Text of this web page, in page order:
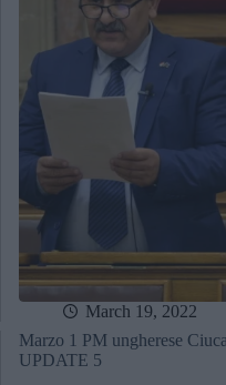
March 19, 2022
Marzo 1 PM ungherese
UPDATE 5